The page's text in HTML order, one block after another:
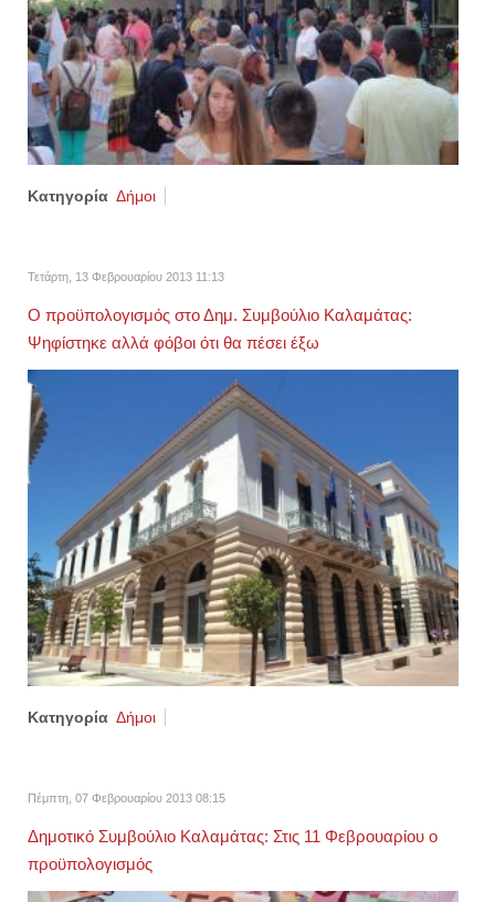
Κατηγορία Δήμοι
Τετάρτη, 13 Φεβρουαρίου 2013 11:13
Ο προϋπολογισμός στο Δημ. Συμβούλιο Καλαμάτας:
Ψηφίστηκε αλλά φόβοι ότι θα πέσει έξω
Κατηγορία Δήμοι
Πέμπτη, 07 Φεβρουαρίου 2013 08:15
Δημοτικό Συμβούλιο Καλαμάτας: Στις 11 Φεβρουαρίου ο
προϋπολογισμός